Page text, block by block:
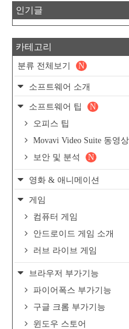
인기글
카테고리
분류 전체보기 N
소프트웨어 소개
소프트웨어 팁
N
오피스 팁
Movavi Video Suite 동영
보안 및 분석
N
영화 & 애니메이션
게임
컴퓨터 게임
안드로이드 게임 소개
러브 라이브 게임
브라우저 부가기능
파이어폭스 부가기능
구글 크롬 부가기능
윈도우 스토어